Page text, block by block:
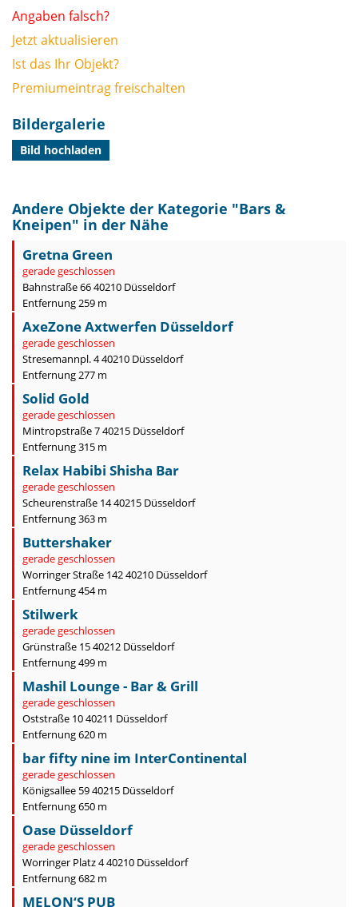
Angaben falsch?
Jetzt aktualisieren
Ist das Ihr Objekt?
Premiumeintrag freischalten
Bildergalerie
Bild hochladen
Andere Objekte der Kategorie "Bars &
Kneipen" in der Nähe
Gretna Green
gerade geschlossen
Bahnstraße 66 40210 Düsseldorf
Entfernung 259 m
AxeZone Axtwerfen Düsseldorf
gerade geschlossen
Stresemannpl. 4 40210 Düsseldorf
Entfernung 277 m
Solid Gold
gerade geschlossen
Mintropstraße 7 40215 Düsseldorf
Entfernung 315 m
Relax Habibi Shisha Bar
gerade geschlossen
Scheurenstraße 14 40215 Düsseldorf
Entfernung 363 m
Buttershaker
gerade geschlossen
Worringer Straße 142 40210 Düsseldorf
Entfernung 454 m
Stilwerk
gerade geschlossen
Grünstraße 15 40212 Düsseldorf
Entfernung 499 m
Mashil Lounge - Bar & Grill
gerade geschlossen
Oststraße 10 40211 Düsseldorf
Entfernung 620 m
bar fifty nine im InterContinental
gerade geschlossen
Königsallee 59 40215 Düsseldorf
Entfernung 650 m
Oase Düsseldorf
gerade geschlossen
Worringer Platz 4 40210 Düsseldorf
Entfernung 682 m
MELON‘S PUB